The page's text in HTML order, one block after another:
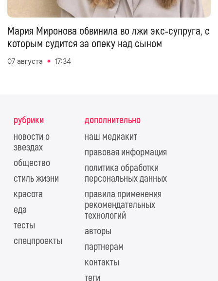
Мария Миронова обвинила во лжи экс‑супруга, с
которым судится за опеку над сыном
07 августа 17:34
рубрики
новости о
звездах
общество
стиль жизни
красота
еда
тесты
спецпроекты
дополнительно
наш медиакит
правовая информация
политика обработки
персональных данных
правила применения
рекомендательных
технологий
авторы
партнерам
контакты
теги